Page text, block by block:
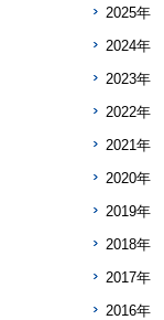
2025年
2024年
2023年
2022年
2021年
2020年
2019年
2018年
2017年
2016年